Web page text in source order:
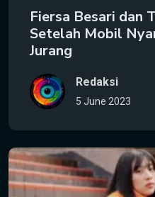
Fiersa Besari dan
Setelah Mobil
Jurang
Redaksi
5 June 2023